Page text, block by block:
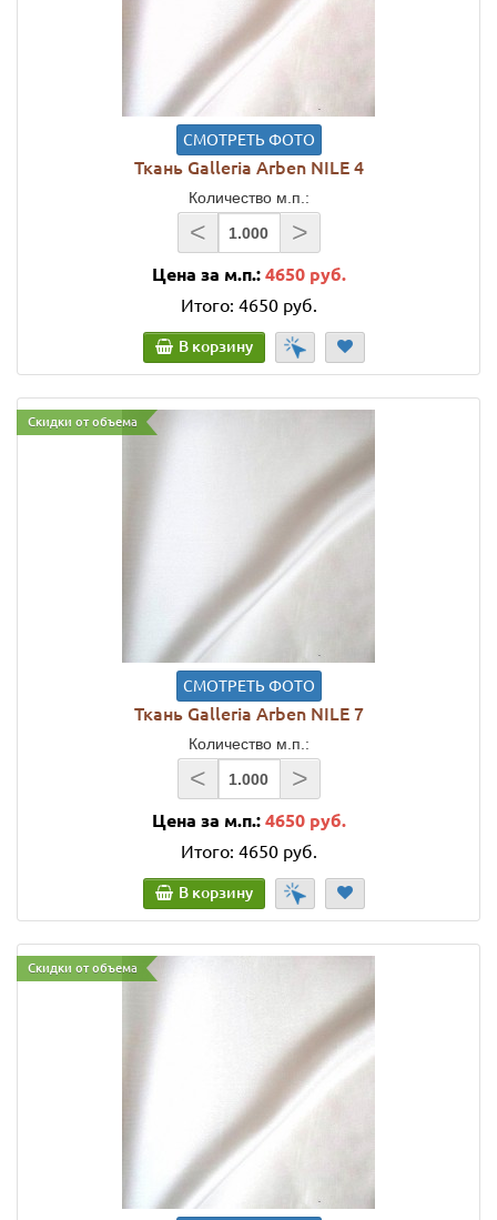
СМОТРЕТЬ ФОТО
Ткань Galleria Arben NILE 4
Количество м.п.:
< >
Цена за м.п.: 4650 руб.
Итого: 4650 руб.
В корзину
Скидки от объема
СМОТРЕТЬ ФОТО
Ткань Galleria Arben NILE 7
Количество м.п.:
< >
Цена за м.п.: 4650 руб.
Итого: 4650 руб.
В корзину
Скидки от объема